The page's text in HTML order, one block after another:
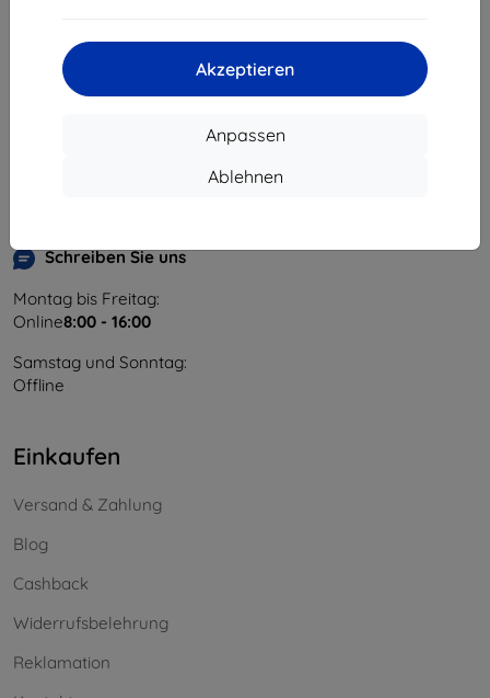
Akzeptieren
Anpassen
Ablehnen
Unternehmens-ID:
46701494
USt-IdNr.:SK2023549671
Schreiben Sie uns
Montag bis Freitag:
Online8:00 - 16:00
Samstag und Sonntag:
Offline
Einkaufen
Versand & Zahlung
Blog
Cashback
Widerrufsbelehrung
Reklamation